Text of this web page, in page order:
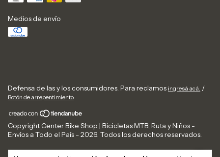
Medios de envío
Defensa de las y los consumidores. Para reclamos ingresá acá. /
Botón de arrepentimiento
Copyright Center Bike Shop | Bicicletas MTB, Ruta y Niños -
Envíos a Todo el País - 2026. Todos los derechos reservados.